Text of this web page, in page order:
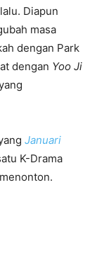
Diapun
masa
dengan Park
dengan Yoo Ji
Januari
K-Drama